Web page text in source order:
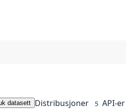
datasett Distribusjoner 5 API-er